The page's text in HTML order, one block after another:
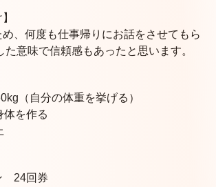
、何度も仕事帰りにお話をさせてもら
た意味で信頼感もあったと思います。
（自分の体重を挙げる）
を作る
24回券